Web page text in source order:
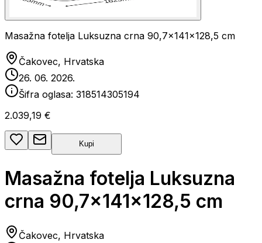
Masažna fotelja Luksuzna crna 90,7x141x128,5 cm
Čakovec, Hrvatska
26. 06. 2026.
Šifra oglasa: 318514305194
2.039,19 €
Kupi
Masažna fotelja Luksuzna
crna 90,7x141x128,5 cm
Čakovec, Hrvatska